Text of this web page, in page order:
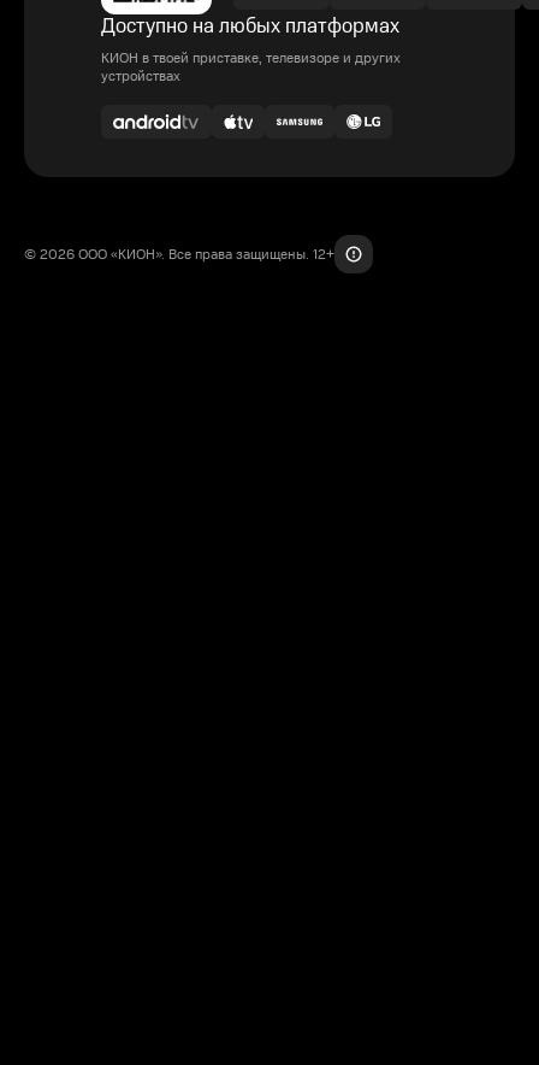
Доступно на любых платформах
КИОН в твоей приставке, телевизоре и других
устройствах
© 2026 ООО «КИОН». Все права защищены. 12+